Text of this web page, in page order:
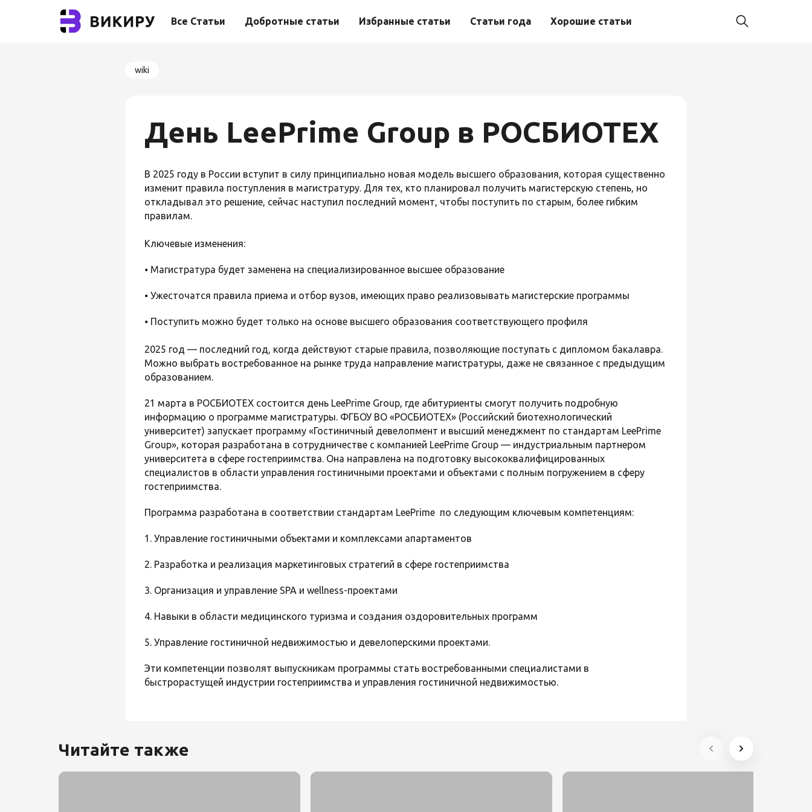
Все Статьи Добротные статьи Избранные статьи Статьи года Хорошие статьи
wiki
День LeePrime Group в РОСБИОТЕХ
В 2025 году в России вступит в силу принципиально новая модель высшего образования, которая существенно
изменит правила поступления в магистратуру. Для тех, кто планировал получить магистерскую степень, но
откладывал это решение, сейчас наступил последний момент, чтобы поступить по старым, более гибким
правилам.
Ключевые изменения:
⦁ Магистратура будет заменена на специализированное высшее образование
⦁ Ужесточатся правила приема и отбор вузов, имеющих право реализовывать магистерские программы
⦁ Поступить можно будет только на основе высшего образования соответствующего профиля
2025 год — последний год, когда действуют старые правила, позволяющие поступать с дипломом бакалавра.
Можно выбрать востребованное на рынке труда направление магистратуры, даже не связанное с предыдущим
образованием.
21 марта в РОСБИОТЕХ состоится день LeePrime Group, где абитуриенты смогут получить подробную
информацию о программе магистратуры. ФГБОУ ВО «РОСБИОТЕХ» (Российский биотехнологический
университет) запускает программу «Гостиничный девелопмент и высший менеджмент по стандартам LeePrime
Group», которая разработана в сотрудничестве с компанией LeePrime Group — индустриальным партнером
университета в сфере гостеприимства. Она направлена на подготовку высококвалифицированных
специалистов в области управления гостиничными проектами и объектами с полным погружением в сферу
гостеприимства.
Программа разработана в соответствии стандартам LeePrime по следующим ключевым компетенциям:
1. Управление гостиничными объектами и комплексами апартаментов
2. Разработка и реализация маркетинговых стратегий в сфере гостеприимства
3. Организация и управление SPA и wellness-проектами
4. Навыки в области медицинского туризма и создания оздоровительных программ
5. Управление гостиничной недвижимостью и девелоперскими проектами.
Эти компетенции позволят выпускникам программы стать востребованными специалистами в
быстрорастущей индустрии гостеприимства и управления гостиничной недвижимостью.
Читайте также